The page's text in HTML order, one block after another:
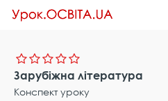
Зарубіжна література
Конспект уроку